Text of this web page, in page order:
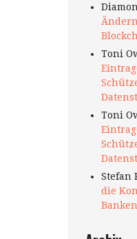
Toni
Toni
Stefan
die
Banken